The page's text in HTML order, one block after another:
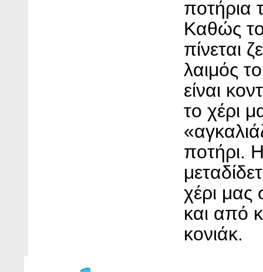
ποτήρια
Καθώς
πίνεται
λαιμός
είναι
το χέρι
ποτήρι.
χέρι μας
και από
κονιάκ.